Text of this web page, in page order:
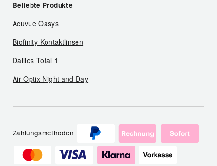
Beliebte Produkte
Acuvue Oasys
Biofinity Kontaktlinsen
Dailies Total 1
Air Optix Night and Day
Zahlungsmethoden